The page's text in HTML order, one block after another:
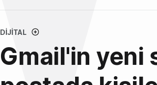
DIJITAL
Gmail'in yeni